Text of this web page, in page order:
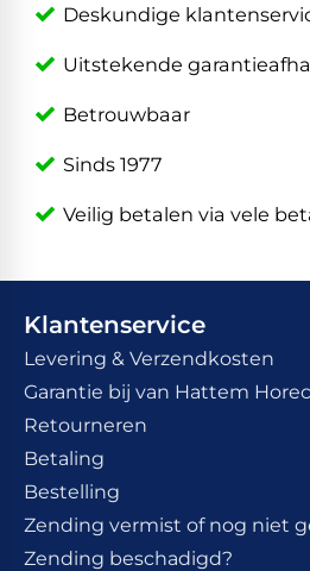
Deskundige
Uitstekende
Betrouwbaar
Sinds 1977
Veilig betalen via vele
Klantenservice
Levering & Verzendkosten
Garantie bij van Hattem
Retourneren
Betaling
Bestelling
Zending vermist of nog niet
Zending beschadigd?